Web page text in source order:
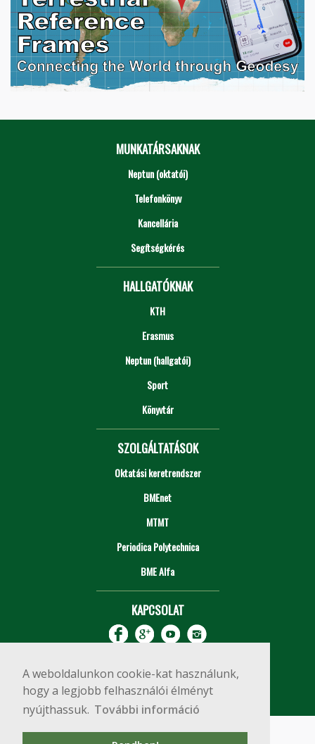
A weboldalunkon cookie-kat használunk,
hogy a legjobb felhasználói élményt
nyújthassuk. További információ
MUNKATÁRSAKNAK
Neptun (oktatói)
Telefonkönyv
Kancellária
Segítségkérés
HALLGATÓKNAK
KTH
Erasmus
Neptun (hallgatói)
Sport
Könyvtár
SZOLGÁLTATÁSOK
Oktatási keretrendszer
BMEnet
MTMT
Periodica Polytechnica
BME Alfa
KAPCSOLAT
Copyright © 2020 BME Építőmérnöki Kar